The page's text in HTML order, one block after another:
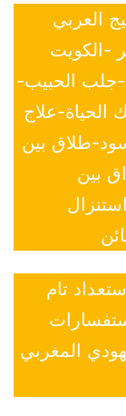
العربي
-الكويت
جلب الحبيب-
الحياة-علاج
طلاق بين
بين
تام
المغربي